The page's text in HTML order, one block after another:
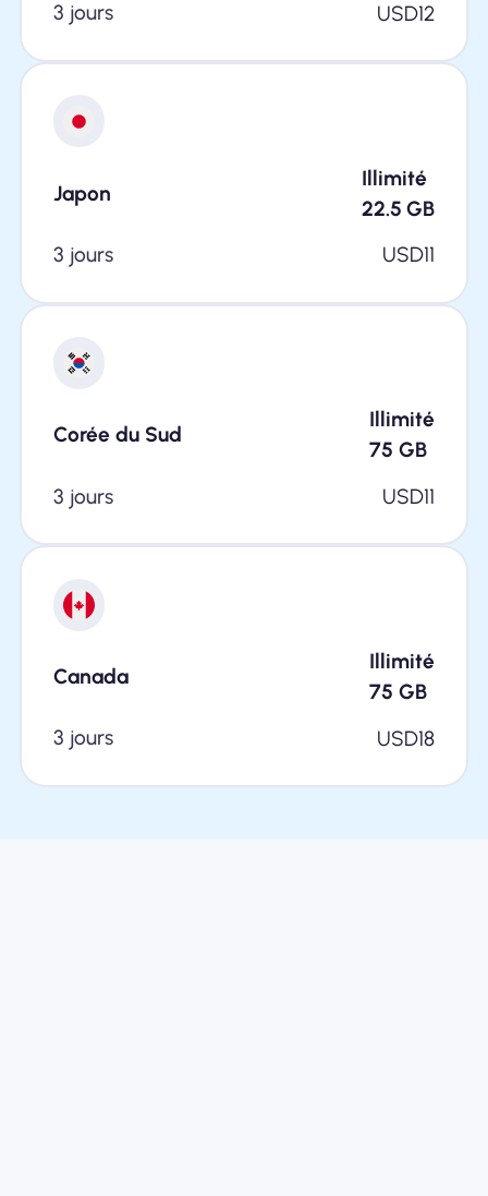
3 jours
USD12
Japon
Illimité
22.5 GB
3 jours
USD11
Corée du Sud
Illimité
75 GB
3 jours
USD11
Canada
Illimité
75 GB
3 jours
USD18